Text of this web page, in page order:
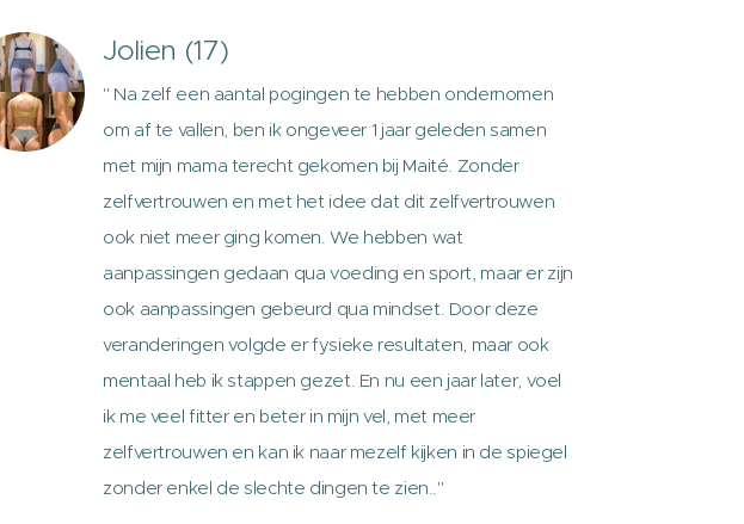
Jolien (17)
" Na zelf een aantal pogingen te hebben ondernomen
om af te vallen, ben ik ongeveer 1 jaar geleden samen
met mijn mama terecht gekomen bij Maité. Zonder
zelfvertrouwen en met het idee dat dit zelfvertrouwen
ook niet meer ging komen. We hebben wat
aanpassingen gedaan qua voeding en sport, maar er zijn
ook aanpassingen gebeurd qua mindset. Door deze
veranderingen volgde er fysieke resultaten, maar ook
mentaal heb ik stappen gezet. En nu een jaar later, voel
ik me veel fitter en beter in mijn vel, met meer
zelfvertrouwen en kan ik naar mezelf kijken in de spiegel
zonder enkel de slechte dingen te zien.."